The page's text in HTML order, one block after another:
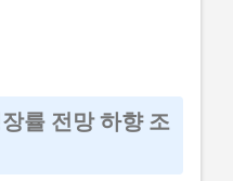
차이점) 2026년 -브랜드
와 유사한 사업으...
률 전망 하향 조